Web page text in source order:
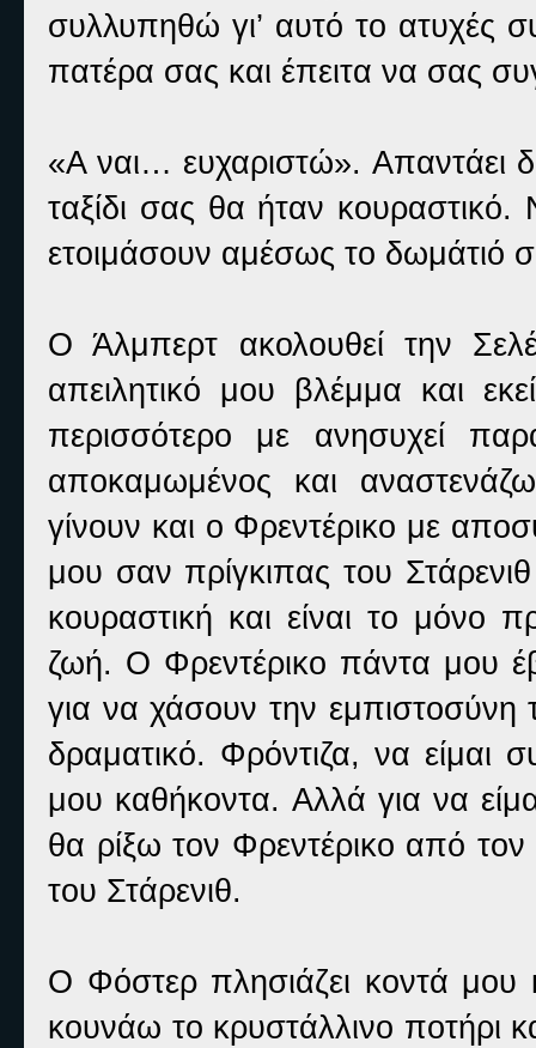
συλλυπηθώ γι’ αυτό το ατυχές
πατέρα σας και έπειτα να σας
«Α ναι… ευχαριστώ». Απαντάει
ταξίδι σας θα ήταν
ετοιμάσουν αμέσως το δωμάτιό
Ο Άλμπερτ ακολουθεί την
απειλητικό μου βλέμμα και
περισσότερο με ανησυχεί
αποκαμωμένος και
γίνουν και ο Φρεντέρικο με
μου σαν πρίγκιπας του
κουραστική και είναι το
ζωή. Ο Φρεντέρικο πάντα μου
για να χάσουν την
δραματικό. Φρόντιζα, να είμαι
μου καθήκοντα. Αλλά για να
θα ρίξω τον Φρεντέρικο από
του Στάρενιθ.
Ο Φόστερ πλησιάζει κοντά μου
κουνάω το κρυστάλλινο ποτήρι